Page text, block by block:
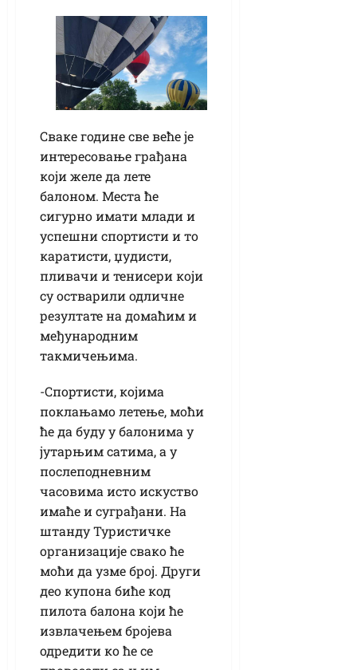
Сваке године све веће је
интересовање грађана
који желе да лете
балоном. Места ће
сигурно имати млади и
успешни спортисти и то
каратисти, џудисти,
пливачи и тенисери који
су остварили одличне
резултате на домаћим и
међународним
такмичењима.
-Спортисти, којима
поклањамо летење, моћи
ће да буду у балонима у
јутарњим сатима, а у
послеподневним
часовима исто искуство
имаће и суграђани. На
штанду Туристичке
организације свако ће
моћи да узме број. Други
део купона биће код
пилота балона који ће
извлачењем бројева
одредити ко ће се